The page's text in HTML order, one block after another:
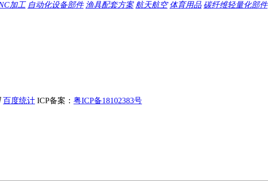
加工 自动化设备部件 渔具配套方案 航天航空 体育用品 碳纤维轻量化部件
百度统计 ICP备案： 粤ICP备18102383号